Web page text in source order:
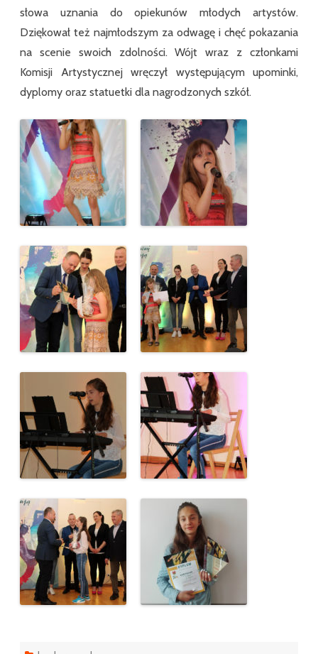
słowa uznania do opiekunów młodych artystów.
Dziękował też najmłodszym za odwagę i chęć pokazania
na scenie swoich zdolności. Wójt wraz z członkami
Komisji Artystycznej wręczył występującym upominki,
dyplomy oraz statuetki dla nagrodzonych szkół.